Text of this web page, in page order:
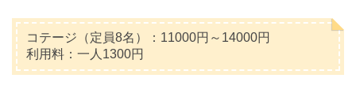
コテージ（定員8名）：11000円～14000円
利用料：一人1300円